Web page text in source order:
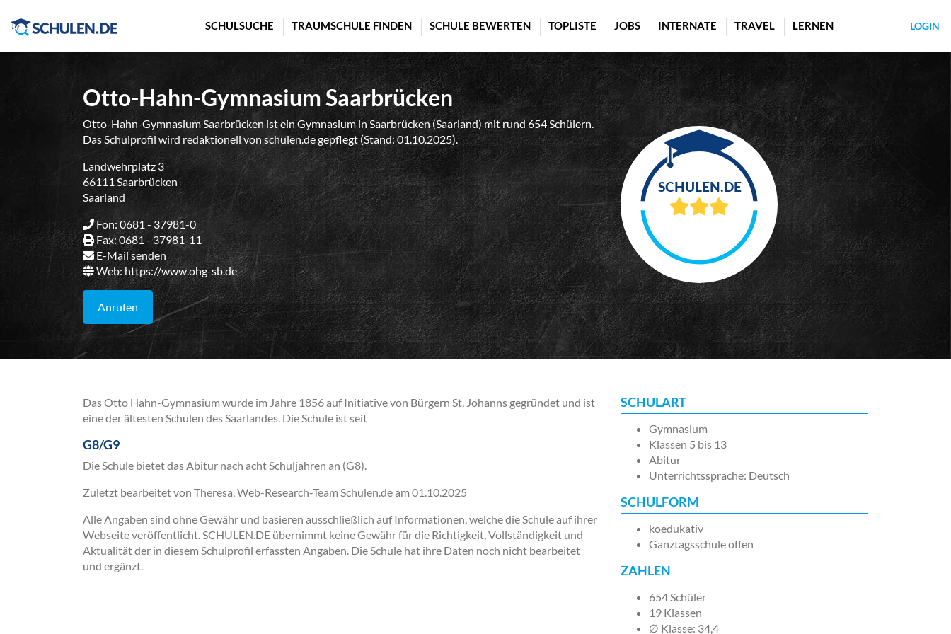
SCHULSUCHE TRAUMSCHULE FINDEN SCHULE BEWERTEN TOPLISTE JOBS INTERNATE TRAVEL LERNEN LOGIN
Otto-Hahn-Gymnasium Saarbrücken
Otto-Hahn-Gymnasium Saarbrücken ist ein Gymnasium in Saarbrücken (Saarland) mit rund 654 Schülern.
Das Schulprofil wird redaktionell von schulen.de gepflegt (Stand: 01.10.2025).
Landwehrplatz 3
66111 Saarbrücken
Saarland
Fon: 0681 - 37981-0
Fax: 0681 - 37981-11
E-Mail senden
Web:https://www.ohg-sb.de
Anrufen
Das Otto Hahn-Gymnasium wurde im Jahre 1856 auf Initiative von Bürgern St. Johanns gegründet und ist
eine der ältesten Schulen des Saarlandes. Die Schule ist seit
G8/G9
Die Schule bietet das Abitur nach acht Schuljahren an (G8).
Zuletzt bearbeitet von Theresa, Web-Research-Team Schulen.de am 01.10.2025
Alle Angaben sind ohne Gewähr und basieren ausschließlich auf Informationen, welche die Schule auf ihrer
Webseite veröffentlicht. SCHULEN.DE übernimmt keine Gewähr für die Richtigkeit, Vollständigkeit und
Aktualität der in diesem Schulprofil erfassten Angaben. Die Schule hat ihre Daten noch nicht bearbeitet
und ergänzt.
SCHULART
Gymnasium
Klassen 5 bis 13
Abitur
Unterrichtssprache: Deutsch
SCHULFORM
koedukativ
Ganztagsschule offen
ZAHLEN
654 Schüler
19 Klassen
∅ Klasse: 34,4